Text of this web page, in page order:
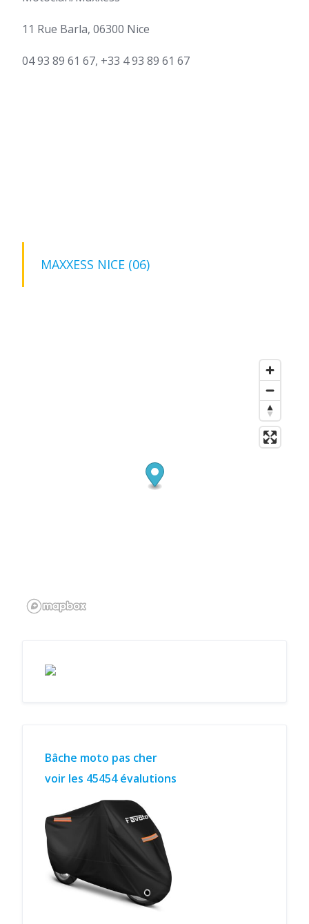
11 Rue Barla, 06300 Nice
04 93 89 61 67, +33 4 93 89 61 67
MAXXESS NICE (06)
Bâche moto pas cher
voir les 45454 évalutions